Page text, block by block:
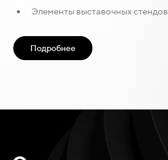
Элементы выставочных стендов
Подробнее